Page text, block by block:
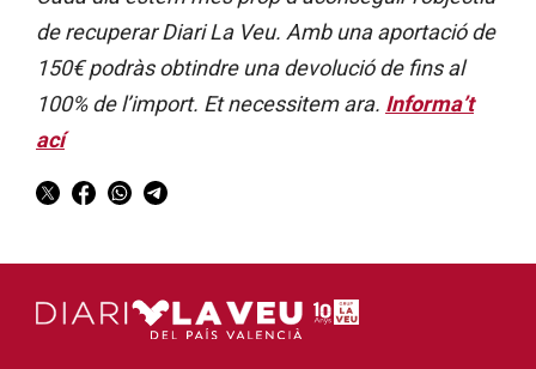
de recuperar Diari La Veu. Amb una aportació de
150€ podràs obtindre una devolució de fins al
100% de l’import. Et necessitem ara. Informa’t
ací